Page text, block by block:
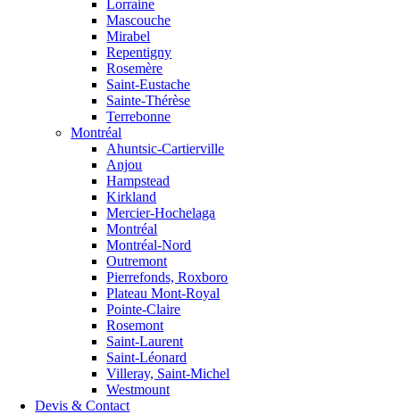
Lorraine
Mascouche
Mirabel
Repentigny
Rosemère
Saint-Eustache
Sainte-Thérèse
Terrebonne
Montréal
Ahuntsic-Cartierville
Anjou
Hampstead
Kirkland
Mercier-Hochelaga
Montréal
Montréal-Nord
Outremont
Pierrefonds, Roxboro
Plateau Mont-Royal
Pointe-Claire
Rosemont
Saint-Laurent
Saint-Léonard
Villeray, Saint-Michel
Westmount
Devis & Contact